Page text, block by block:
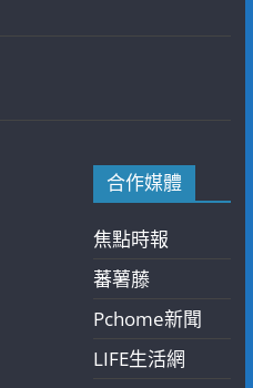
合作媒體
焦點時報
蕃薯藤
Pchome新聞
LIFE生活網